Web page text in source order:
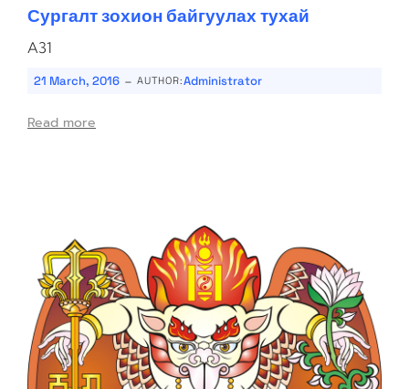
Сургалт зохион байгуулах тухай
A31
21 March, 2016 - AUTHOR:Administrator
Read more